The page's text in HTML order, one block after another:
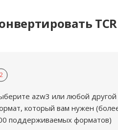
2
azw3 или любой другой
который вам нужен
поддерживаемых форматов)